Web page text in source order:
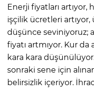
Enerji fiyatları artıyor,
işçilik ücretleri artıyor,
düşünce seviniyoruz;
fiyatı artmıyor. Kur da
kara kara
sonraki sene için
belirsizlik içeriyor.